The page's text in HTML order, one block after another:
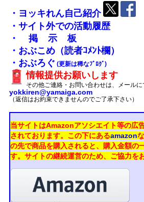
・ヨッキれん自己紹介
・サイト外での活動履歴
・掲示板
・おぶこめ（読者ｺﾒﾝﾄ欄）
・おぶろぐ (更新は稀なﾌﾞﾛｸﾞ)
情報提供お願いします
その他ご連絡・お問い合わせは、メールに
yokkiren@yamaiga.com
（返信はお約束できませんのでご了承下さい）
当サイトはAmazonアソシエイト等の広
されております。 この下にあるamazon
の先で商品を購入されると、購入金額の
す。 サイトの継続運営のため、ご協力を